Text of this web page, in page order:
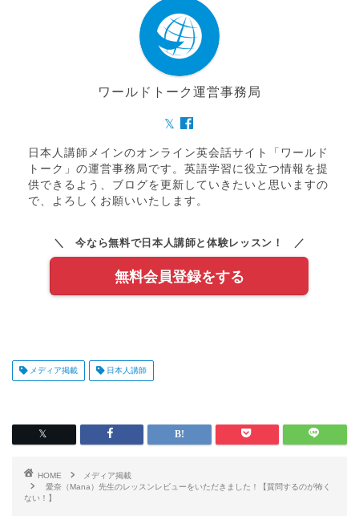
ワールドトーク運営事務局
日本人講師メインのオンライン英会話サイト「ワールド
トーク」の運営事務局です。英語学習に役立つ情報を提
供できるよう、ブログを更新していきたいと思いますの
で、よろしくお願いいたします。
＼ 今なら無料で日本人講師と体験レッスン！ ／
無料会員登録をする
メディア掲載 日本人講師
HOME
メディア掲載
愛奈（Mana）先生のレッスンレビューをいただきました！【質問するのが怖く
ない！】